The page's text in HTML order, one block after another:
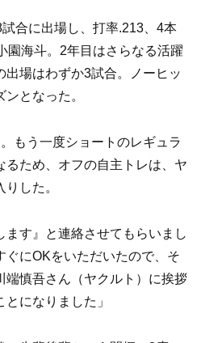
合に出場し、打率.213、4本
園海斗。2年目はさらなる活躍
出場はわずか3試合。ノーヒッ
となった。
もう一度ショートのレギュラ
るため、オフの自主トレは、ヤ
した。
ます』と連絡させてもらいまし
ぐにOKをいただいたので、そ
端慎吾さん（ヤクルト）に挨拶
になりました」